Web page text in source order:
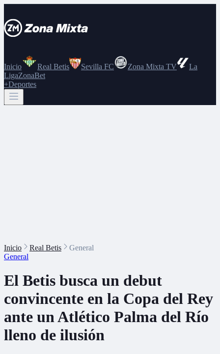
Inicio Real Betis Sevilla FC Zona Mixta TV
La
LigaZonaBet
+Deportes
Inicio Real Betis
General
General
El Betis busca un debut
convincente en la Copa del Rey
ante un Atlético Palma del Río
lleno de ilusión